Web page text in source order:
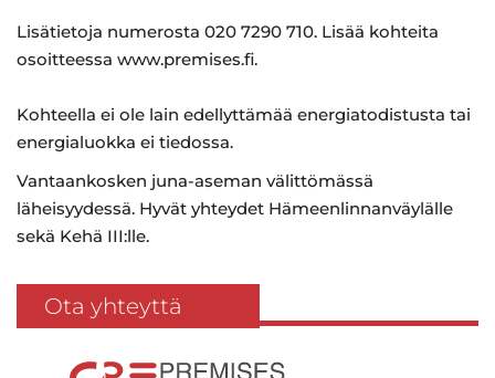
Lisätietoja numerosta 020 7290 710. Lisää kohteita
osoitteessa www.premises.fi.
Kohteella ei ole lain edellyttämää energiatodistusta tai
energialuokka ei tiedossa.
Vantaankosken juna-aseman välittömässä
läheisyydessä. Hyvät yhteydet Hämeenlinnanväylälle
sekä Kehä III:lle.
Ota yhteyttä